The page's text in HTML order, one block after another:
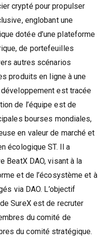
crypté pour propulser
englobant une
dotée d’une plateforme
de portefeuilles
autres scénarios
produits en ligne à une
est tracée
de l’équipe est de
bourses mondiales,
en valeur de marché et
écologique ST. Il a
BeatX DAO, visant à la
et de l’écosystème et à
via DAO. L’objectif
SureX est de recruter
du comité de
du comité stratégique.